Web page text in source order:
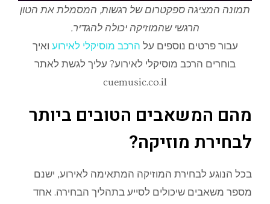
תמונה המציגה ספקטרום של רגשות, המסמלת את הטון
הרגשי שהמוזיקה יכולה להגדיר.
עבור פרטים נוספים על הרכב מוסיקלי לאירוע ואיך
בוחרים הרכב מוסיקלי לאירוע? עליך לגשת לאתר
cuemusic.co.il
מהם המשאבים הטובים ביותר
לבחירת מוזיקה?
בכל הנוגע לבחירת המוזיקה המתאימה לאירוע, ישנם
מספר משאבים שיכולים לסייע בתהליך הבחירה. אחד